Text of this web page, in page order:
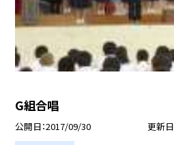
G組合唱
公開日 2017/09/30 更新日